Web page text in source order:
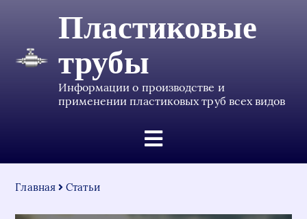
Пластиковые
трубы
Информации о производстве и
применении пластиковых труб всех видов
Главная Статьи